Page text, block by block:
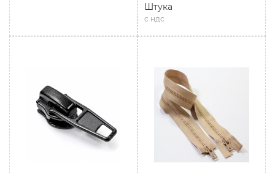
с ндс
Штука